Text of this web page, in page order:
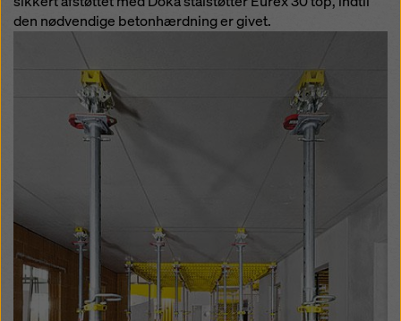
den nødvendige betonhærdning er givet.